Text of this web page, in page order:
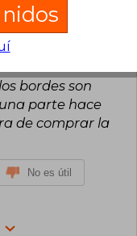
bordes son
parte hace
de comprar la
No es útil